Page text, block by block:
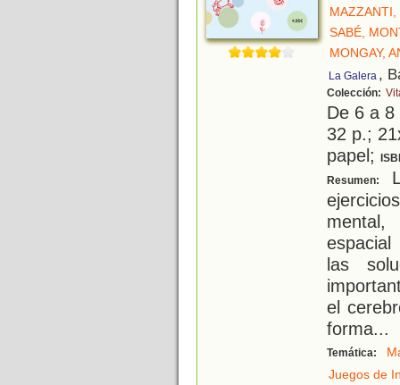
MAZZANTI,
SABÉ,
MONGAY,
La Galera ,
Colección:
De 6 a
32 p.;
papel;
Resumen:
las
el
forma...
Temática:
Juegos de